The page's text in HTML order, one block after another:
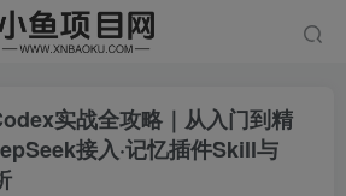
实战全攻略｜从入门到精
接入·记忆插件Skill与